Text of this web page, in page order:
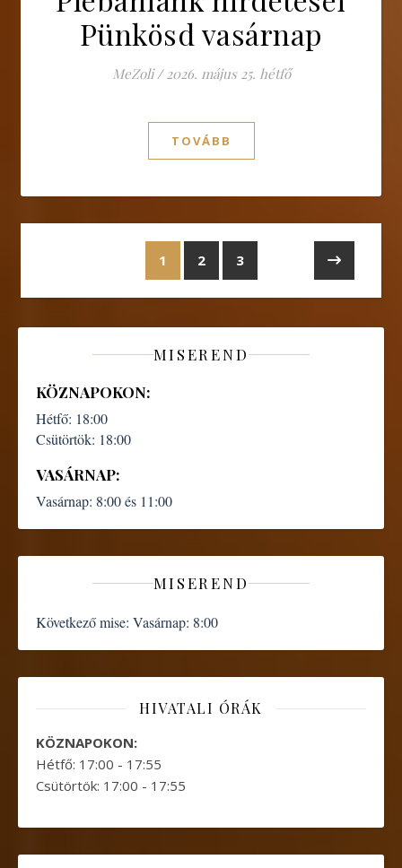
Pünkösd vasárnap
MeZoli / 2026. május 25. hétfő
TOVÁBB
1 2 3
MISEREND
KÖZNAPOKON:
Hétfő: 18:00
Csütörtök: 18:00
VASÁRNAP:
Vasárnap: 8:00 és 11:00
MISEREND
Következő mise: Vasárnap: 8:00
HIVATALI ÓRÁK
KÖZNAPOKON:
Hétfő: 17:00 - 17:55
Csütörtök: 17:00 - 17:55